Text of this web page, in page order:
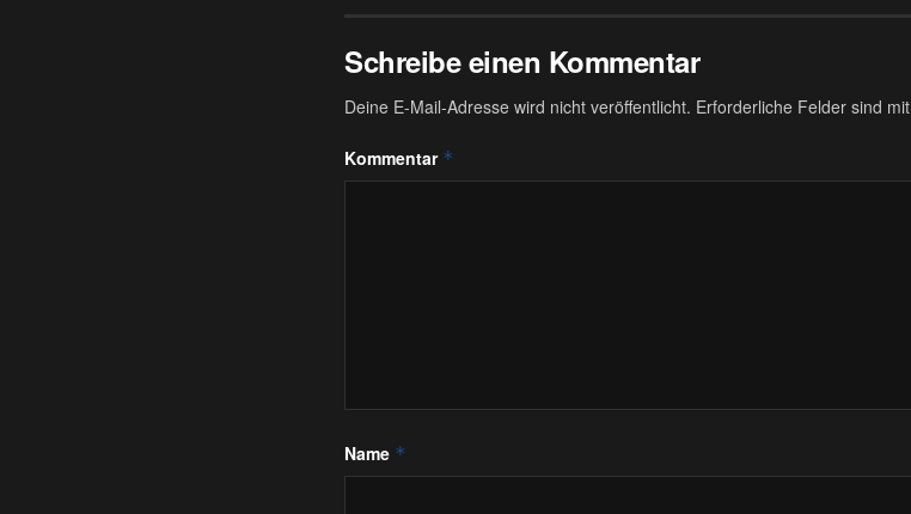
Schreibe einen Kommentar
Deine E-Mail-Adresse wird nicht veröffentlicht. Erforderliche Felder sind mit
Kommentar *
Name *